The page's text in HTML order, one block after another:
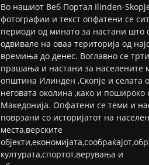
Во нашиот Веб Портал Ilinden-
фотографии и текст опфатени се
периоди од минато за настани што
одвивале на оваа територија од
времиња до денес. Воглавно се
прашања и настани за населените
општина Илинден ,Скопје и селата
неговата околина ,како и пошироко
Македонија. Опфатени се теми и
поврзани со историјатот на
места,верските
културата,спортот,верувања и